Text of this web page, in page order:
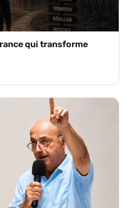
qui transforme